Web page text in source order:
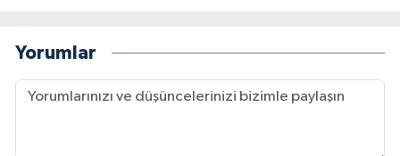
Yorumlar